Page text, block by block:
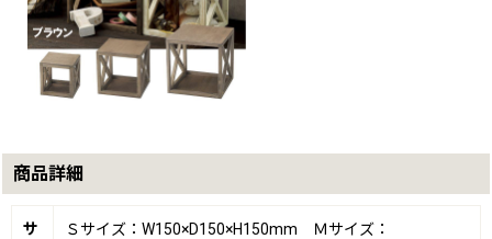
商品詳細
サ
Ｓサイズ：W150×D150×H150mm Ｍサイズ：